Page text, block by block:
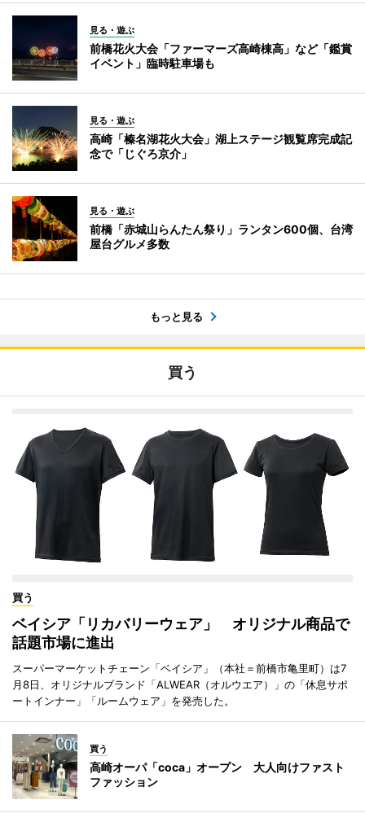
見る・遊ぶ
前橋花火大会「ファーマーズ高崎棟高」など「鑑賞
イベント」臨時駐車場も
見る・遊ぶ
高崎「榛名湖花火大会」湖上ステージ観覧席完成記
念で「じぐろ京介」
見る・遊ぶ
前橋「赤城山らんたん祭り」ランタン600個、台湾
屋台グルメ多数
もっと見る
買う
買う
ベイシア「リカバリーウェア」 オリジナル商品で
話題市場に進出
スーパーマーケットチェーン「ベイシア」（本社＝前橋市亀里町）は7
月8日、オリジナルブランド「ALWEAR（オルウエア）」の「休息サポ
ートインナー」「ルームウェア」を発売した。
買う
高崎オーパ「coca」オープン 大人向けファスト
ファッション